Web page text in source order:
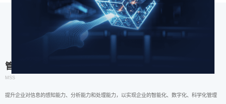
管理信息系统
MSS
提升企业对信息的感知能力、分析能力和处理能力，以实现企业的智能化、数字化、科学化管理